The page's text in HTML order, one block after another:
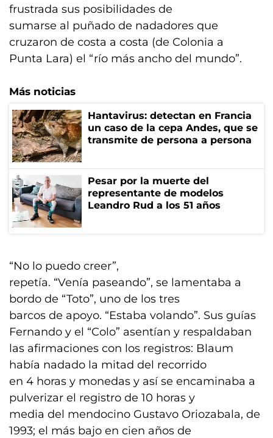
frustrada sus posibilidades de
sumarse al puñado de nadadores que
cruzaron de costa a costa (de Colonia a
Punta Lara) el “río más ancho del mundo”.
Más noticias
Hantavirus: detectan en Francia
un caso de la cepa Andes, que se
transmite de persona a persona
Pesar por la muerte del
representante de modelos
Leandro Rud a los 51 años
“No lo puedo creer”,
repetía. “Venía paseando”, se lamentaba a
bordo de “Toto”, uno de los tres
barcos de apoyo. “Estaba volando”. Sus guías
Fernando y el “Colo” asentían y respaldaban
las afirmaciones con los registros: Blaum
había nadado la mitad del recorrido
en 4 horas y monedas y así se encaminaba a
pulverizar el registro de 10 horas y
media del mendocino Gustavo Oriozabala, de
1993; el más bajo en cien años de